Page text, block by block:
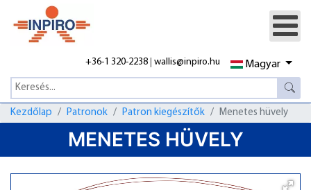
+36-1 320-2238 |wallis@inpiro.hu Magyar
Kezdőlap Patronok Patron kiegészítők Menetes hüvely
MENETES HÜVELY